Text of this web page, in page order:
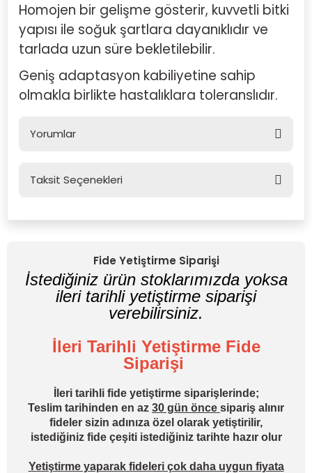
Homojen bir gelişme gösterir, kuvvetli bitki
yapısı ile soğuk şartlara dayanıklıdır ve
tarlada uzun süre bekletilebilir.
Geniş adaptasyon kabiliyetine sahip
olmakla birlikte hastalıklara toleranslıdır.
Yorumlar
Taksit Seçenekleri
Fide Yetiştirme Siparişi
İstediğiniz ürün stoklarımızda yoksa
ileri tarihli yetiştirme siparişi
verebilirsiniz.
İleri Tarihli Yetiştirme Fide
Siparişi
İleri tarihli fide yetiştirme siparişlerinde;
Teslim tarihinden en az 30 gün önce sipariş alınır
fideler sizin adınıza özel olarak yetiştirilir,
istediğiniz fide çeşiti istediğiniz tarihte hazır olur
Yetiştirme yaparak fideleri çok daha uygun fiyata